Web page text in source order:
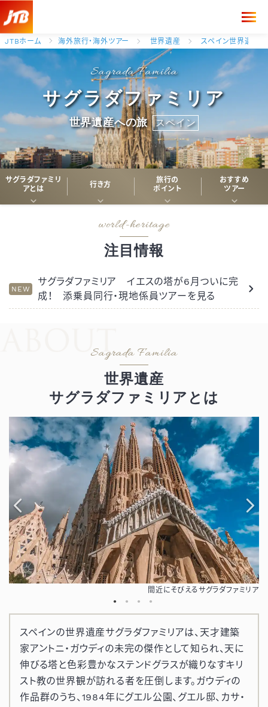
JTBホーム 海外旅行・海外ツアー 世界遺産 スペイン世界遺産
サグラダファミリア
世界遺産への旅 スペイン
サグラダファミリ
アとは
行き方
旅行の
ポイント
おすすめ
ツアー
注目情報
サグラダファミリア イエスの塔が6月ついに完
成！ 添乗員同行・現地係員ツアーを見る
世界遺産
サグラダファミリアとは
間近にそびえるサグラダファミリア
スペインの世界遺産サグラダファミリアは、天才建築
家アントニ・ガウディの未完の傑作として知られ、天に
伸びる塔と色彩豊かなステンドグラスが織りなすキリ
スト教の世界観が訪れる者を圧倒します。ガウディの
作品群のうち、1984年にグエル公園、グエル邸、カサ・